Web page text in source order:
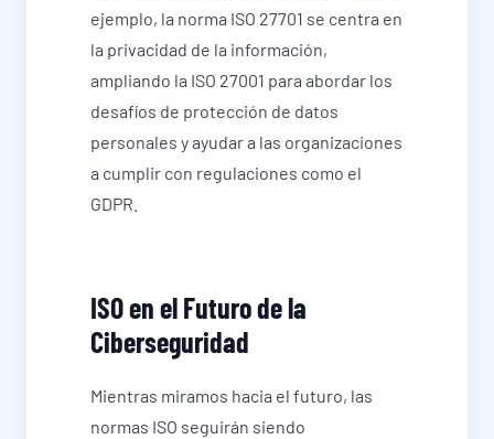
ejemplo, la norma ISO 27701 se centra en
la privacidad de la información,
ampliando la ISO 27001 para abordar los
desafíos de protección de datos
personales y ayudar a las organizaciones
a cumplir con regulaciones como el
GDPR.
ISO en el Futuro de la
Ciberseguridad
Mientras miramos hacia el futuro, las
normas ISO seguirán siendo